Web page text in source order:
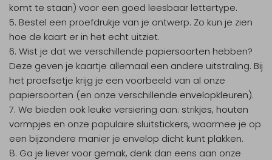
komt te staan) voor een goed leesbaar lettertype.
Bestel een proefdrukje van je ontwerp. Zo kun je zien
hoe de kaart er in het echt uitziet.
Wist je dat we verschillende papiersoorten hebben?
Deze geven je kaartje allemaal een andere uitstraling. Bij
het proefsetje krijg je een voorbeeld van al onze
papiersoorten (en onze verschillende envelopkleuren).
We bieden ook leuke versiering aan: strikjes, houten
vormpjes en onze populaire sluitstickers, waarmee je op
een bijzondere manier je envelop dicht kunt plakken.
Ga je liever voor gemak, denk dan eens aan onze